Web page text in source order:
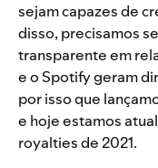
sejam capazes de
disso, precisamos
transparente em
e o Spotify geram
por isso que
e hoje estamos
royalties de 2021.